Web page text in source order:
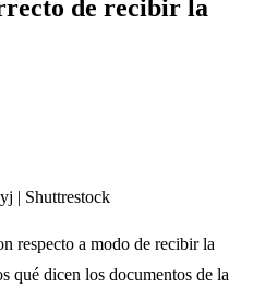
de recibir la
| Shuttrestock
respecto a modo de recibir la
qué dicen los documentos de la